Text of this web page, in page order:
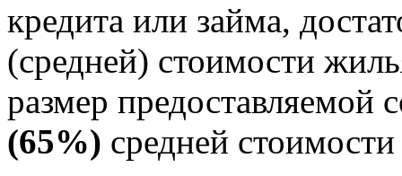
кредита или займа,
(средней) стоимости
размер предоставляемой
(65%) средней